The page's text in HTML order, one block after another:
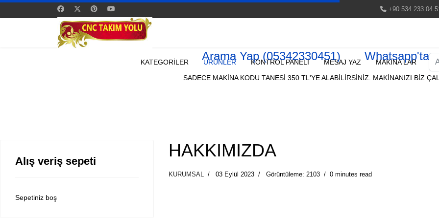
+90 534 233 04
KATEGORİLER ÜRÜNLER KONTROL PANELİ MESAJ YAZ MAKİNA LAR
Arama Yap (05342330451) Whatsapp'tan
SADECE MAKİNA KODU TANESİ 350 TL'YE ALABİLİRSİNİZ. MAKİNANIZI BİZ
Alış veriş sepeti
Sepetiniz boş
HAKKIMIZDA
KURUMSAL 03 Eylül 2023 Görüntüleme: 2103 0 minutes read